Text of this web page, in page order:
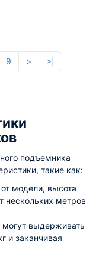
9 > >|
подъемника
такие как:
модели, высота
нескольких метров
выдерживать
и заканчивая